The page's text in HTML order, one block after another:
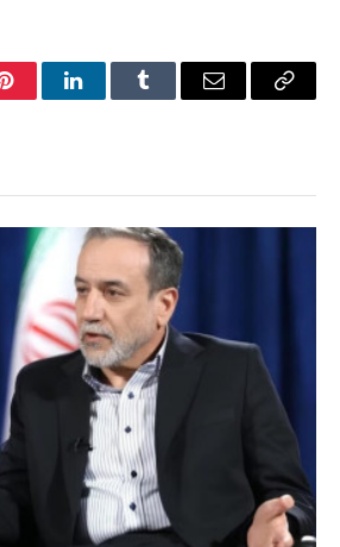
PinterestLinkedInTumblr Email
Copy